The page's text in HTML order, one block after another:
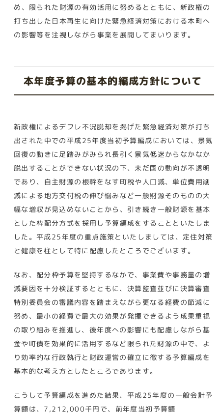
め、限られた財源の有効活用に努めるとともに、新政権の
打ち出した日本再生に向けた緊急経済対策における本町へ
の影響等を注視しながら事業を展開してまいります。
本年度予算の基本的編成方針について
新政権によるデフレ不況脱却を掲げた緊急経済対策が打ち
出された中での平成25年度当初予算編成においては、景気
回復の動きに足踏みがみられ長引く景気低迷からなかなか
脱出することができない状況の下、未だ国の動向が不透明
であり、自主財源の根幹をなす町税や人口減、単位費用削
減による地方交付税の伸び悩みなど一般財源そのものの大
幅な増収が見込めないことから、引き続き一般財源を基本
とした枠配分方式を採用し予算編成をすることといたしま
した。平成25年度の重点施策といたしましては、定住対策
と健康を柱として特に配慮したところでございます。
なお、配分枠予算を堅持するなかで、事業費や事務量の増
減要因を十分検証するとともに、決算監査並びに決算審査
特別委員会の審議内容を踏まえながら更なる経費の節減に
努め、最小の経費で最大の効果が発揮できるよう成果重視
の取り組みを推進し、後年度への影響にも配慮しながら基
金や町債を効果的に活用するなど限られた財源の中で、よ
り効率的な行政執行と財政運営の確立に徹する予算編成を
基本的な考え方としたところであります。
こうして予算編成を進めた結果、平成25年度の一般会計予
算額は、7,212,000千円で、前年度当初予算額